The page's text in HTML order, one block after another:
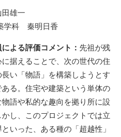
雄一
学科 秦明日香
よる評価コメント： 先祖が残
据えることで、次の世代の住
い「物語」を構築しようとす
る。住宅や建築という単体の
語や私的な趣向を拠り所に設
し、このプロジェクトでは立
いった、ある種の「超越性」